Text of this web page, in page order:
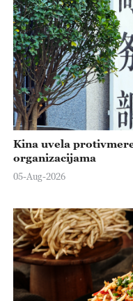
Kina uvela
organizacijama
05-Aug-2026